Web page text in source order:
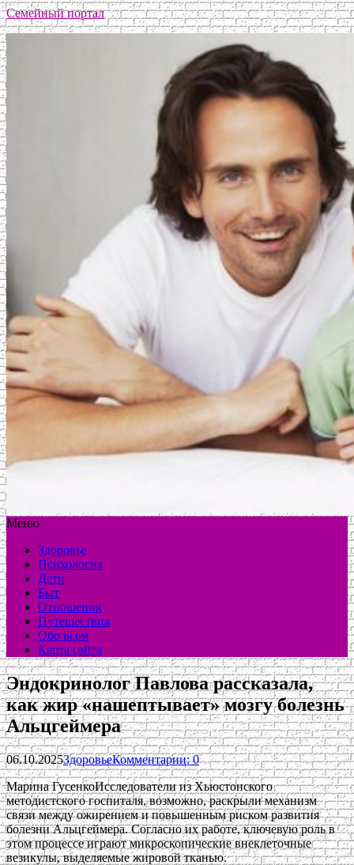
Семейный портал
Меню
Здоровье
Психология
Дети
Быт
Отношения
Путешествия
Обо всем
Карта сайта
Эндокринолог Павлова рассказала,
как жир «нашептывает» мозгу болезнь
Альцгеймера
06.10.2025ЗдоровьеКомментарии: 0
Марина ГусенкоИсследователи из Хьюстонского
методистского госпиталя, возможно, раскрыли механизм
связи между ожирением и повышенным риском развития
болезни Альцгеймера. Согласно их работе, ключевую роль в
этом процессе играют микроскопические внеклеточные
везикулы, выделяемые жировой тканью.